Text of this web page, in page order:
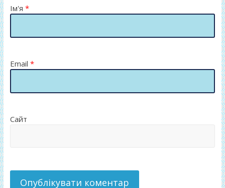
Ім'я *
Email *
Сайт